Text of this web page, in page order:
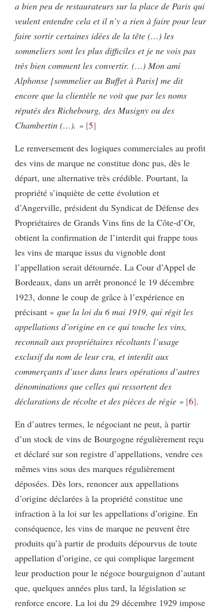
a bien peu de restaurateurs sur la place de Paris qui
veulent entendre cela et il n’y a rien à faire pour leur
faire sortir certaines idées de la tête (…) les
sommeliers sont les plus difficiles et je ne vois pas
très bien comment les convertir. (…) Mon ami
Alphonse [sommelier au Buffet à Paris] me dit
encore que la clientèle ne voit que par les noms
réputés des Richebourg, des Musigny ou des
Chambertin (…). » 5
Le renversement des logiques commerciales au profit
des vins de marque ne constitue donc pas, dès le
départ, une alternative très crédible. Pourtant, la
propriété s’inquiète de cette évolution et
d’Angerville, président du Syndicat de Défense des
Propriétaires de Grands Vins fins de la Côte-d’Or,
obtient la confirmation de l’interdit qui frappe tous
les vins de marque issus du vignoble dont
l’appellation serait détournée. La Cour d’Appel de
Bordeaux, dans un arrêt prononcé le 19 décembre
1923, donne le coup de grâce à l’expérience en
précisant « que la loi du 6 mai 1919, qui régit les
appellations d’origine en ce qui touche les vins,
reconnaît aux propriétaires récoltants l’usage
exclusif du nom de leur cru, et interdit aux
commerçants d’user dans leurs opérations d’autres
dénominations que celles qui ressortent des
déclarations de récolte et des pièces de régie » 6 .
En d’autres termes, le négociant ne peut, à partir
d’un stock de vins de Bourgogne régulièrement reçu
et déclaré sur son registre d’appellations, vendre ces
mêmes vins sous des marques régulièrement
déposées. Dès lors, renoncer aux appellations
d’origine déclarées à la propriété constitue une
infraction à la loi sur les appellations d’origine. En
conséquence, les vins de marque ne peuvent être
produits qu’à partir de produits dépourvus de toute
appellation d’origine, ce qui complique largement
leur production pour le négoce bourguignon d’autant
que, quelques années plus tard, la législation se
renforce encore. La loi du 29 décembre 1929 impose